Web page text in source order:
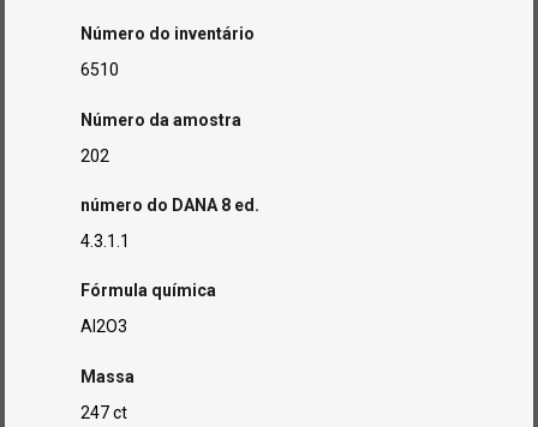
Número do inventário
6510
Número da amostra
202
número do DANA 8 ed.
4.3.1.1
Fórmula química
Al2O3
Massa
247 ct